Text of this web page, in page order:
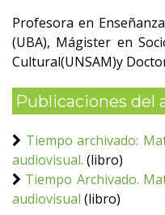
Profesora en
(UBA), Mágister en
Cultural(UNSAM)y
Publicaciones del
Tiempo archivado:
audiovisual. (libro)
Tiempo Archivado.
audiovisual (libro)